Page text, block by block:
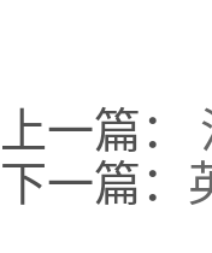
上一篇：
下一篇：